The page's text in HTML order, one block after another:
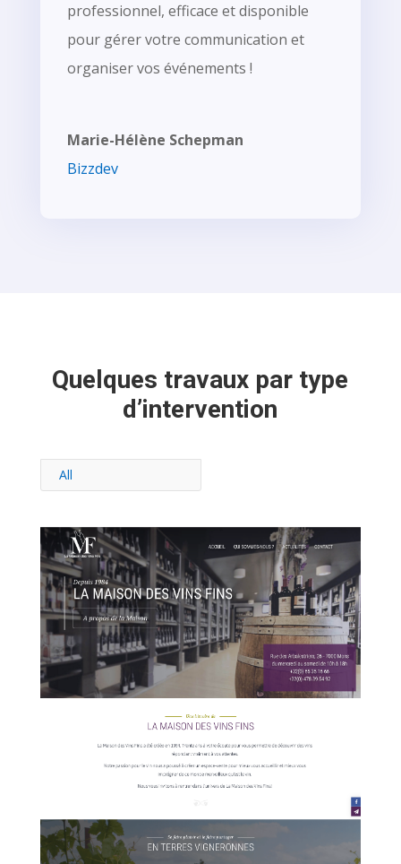
professionnel, efficace et disponible
pour gérer votre communication et
organiser vos événements !
Marie-Hélène Schepman
Bizzdev
Quelques travaux par type
d’intervention
All